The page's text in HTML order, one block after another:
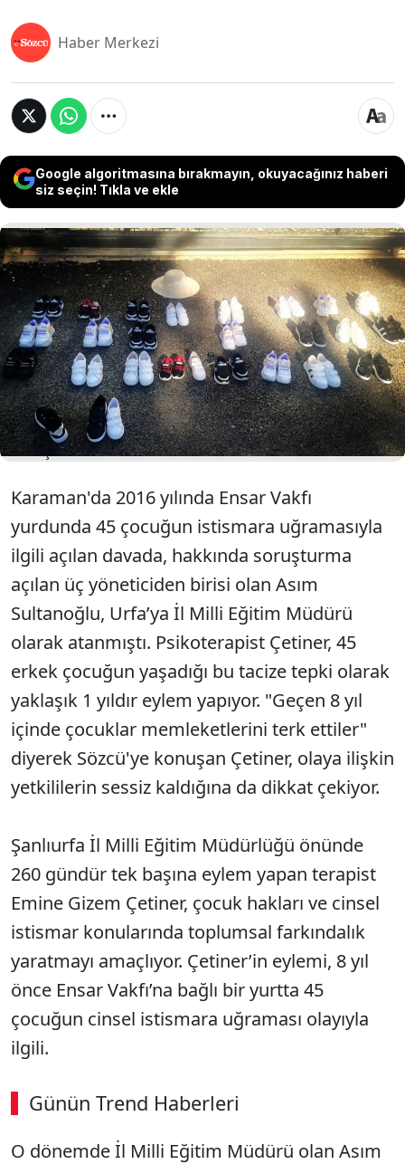
Haber Merkezi
Google algoritmasına bırakmayın, okuyacağınız haberi
siz seçin! Tıkla ve ekle
8 yıl önce Ensar Vakfı'na bağlı yurtta 45 erkek
çocuğun cinsel istismara uğramasına ilişkin
Psikoterapist Emine Gizem Çetiner, 260 gündür tek
başına eylem yapıyor. Psikoterapist Çetiner,
çocuklara yönelik istismar davasında hakkında
soruşturma açılan Asım Sultanoğlu'nun Şanlıurfa İl
Milli Eğitim Müdürü olarak atanmasına ilişkin adalet
nöbetine başladı. Sözcü'ye konuşan Çetiner
"Çocuklar memleketlerini terk etti. Utanması,
sorumluluk hissetmesi gereken yetkililerken
çocuklar utandı" dedi.
Karaman'da 2016 yılında Ensar Vakfı
yurdunda 45 çocuğun istismara uğramasıyla
ilgili açılan davada, hakkında soruşturma
açılan üç yöneticiden birisi olan Asım
Sultanoğlu, Urfa’ya İl Milli Eğitim Müdürü
olarak atanmıştı. Psikoterapist Çetiner, 45
erkek çocuğun yaşadığı bu tacize tepki olarak
yaklaşık 1 yıldır eylem yapıyor. "Geçen 8 yıl
içinde çocuklar memleketlerini terk ettiler"
diyerek Sözcü'ye konuşan Çetiner, olaya ilişkin
yetkililerin sessiz kaldığına da dikkat çekiyor.
Şanlıurfa İl Milli Eğitim Müdürlüğü önünde
260 gündür tek başına eylem yapan terapist
Emine Gizem Çetiner, çocuk hakları ve cinsel
istismar konularında toplumsal farkındalık
yaratmayı amaçlıyor. Çetiner’in eylemi, 8 yıl
önce Ensar Vakfı’na bağlı bir yurtta 45
çocuğun cinsel istismara uğraması olayıyla
ilgili.
Günün Trend Haberleri
00:02 / 08:15
Sesi Aç
O dönemde İl Milli Eğitim Müdürü olan Asım